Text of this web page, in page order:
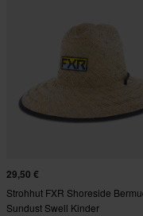
29,50 €
Strohhut FXR Shoreside
Sundust Swell Kinder